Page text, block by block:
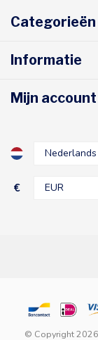
Categorieën
Informatie
Mijn account
€
© Copyright